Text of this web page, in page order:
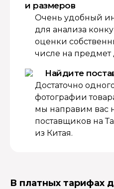
и размеров
Очень удобный
для анализа
оценки
числе на предмет
Найдите
Достаточно
фотографии
мы направим вас
поставщиков на
из Китая.
В платных тарифах